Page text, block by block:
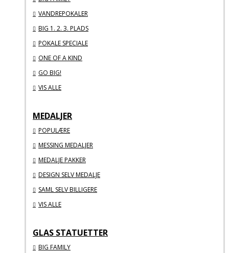
VANDREPOKALER
BIG 1. 2. 3. PLADS
POKALE SPECIALE
ONE OF A KIND
GO BIG!
VIS ALLE
MEDALJER
POPULÆRE
MESSING MEDALJER
MEDALJE PAKKER
DESIGN SELV MEDALJE
SAML SELV BILLIGERE
VIS ALLE
GLAS STATUETTER
BIG FAMILY